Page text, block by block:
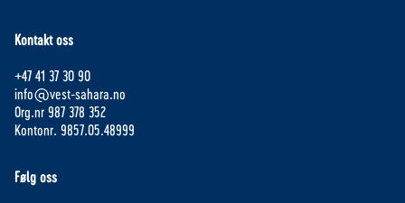
Kontakt oss
+47 41 37 30 90
info@vest-sahara.no
Org.nr 987 378 352
Kontonr. 9857.05.48999
Følg oss